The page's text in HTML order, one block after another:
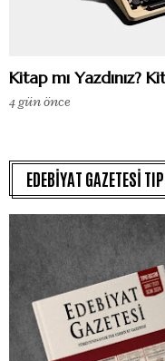
Kitap mı Yazdınız?
4 gün önce
EDEBİYAT GAZETESİ